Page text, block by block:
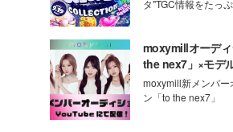
タ"TGC情報をたっ
moxymillオーデ
the nex7」×モデ
moxymill新メンバー
ン「to the nex7」